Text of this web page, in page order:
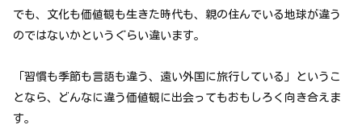
でも、文化も価値観も生きた時代も、親の住んでいる地球が違う
のではないかというぐらい違います。
「習慣も季節も言語も違う、遠い外国に旅行している」というこ
となら、どんなに違う価値観に出会ってもおもしろく向き合えま
す。